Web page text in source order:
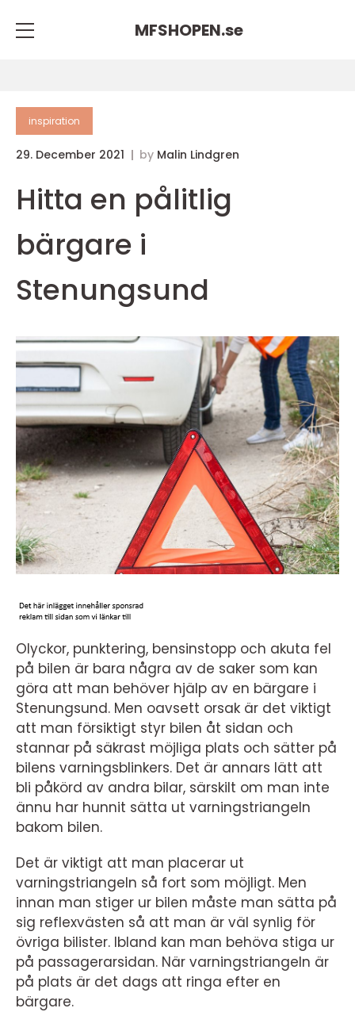
MFSHOPEN.se
inspiration
29. December 2021 by Malin Lindgren
Hitta en pålitlig
bärgare i
Stenungsund
Olyckor, punktering, bensinstopp och akuta fel
på bilen är bara några av de saker som kan
göra att man behöver hjälp av en bärgare i
Stenungsund. Men oavsett orsak är det viktigt
att man försiktigt styr bilen åt sidan och
stannar på säkrast möjliga plats och sätter på
bilens varningsblinkers. Det är annars lätt att
bli påkörd av andra bilar, särskilt om man inte
ännu har hunnit sätta ut varningstriangeln
bakom bilen.
Det är viktigt att man placerar ut
varningstriangeln så fort som möjligt. Men
innan man stiger ur bilen måste man sätta på
sig reflexvästen så att man är väl synlig för
övriga bilister. Ibland kan man behöva stiga ur
på passagerarsidan. När varningstriangeln är
på plats är det dags att ringa efter en
bärgare.